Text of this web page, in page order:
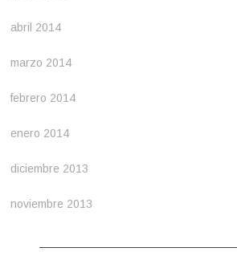
abril 2014
marzo 2014
febrero 2014
enero 2014
diciembre 2013
noviembre 2013